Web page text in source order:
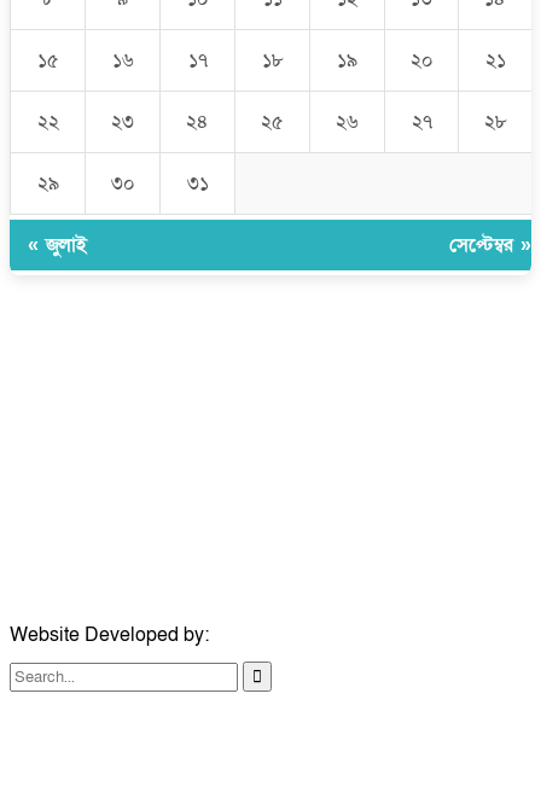
১৫ ১৬ ১৭ ১৮ ১৯ ২০ ২১
২২ ২৩ ২৪ ২৫ ২৬ ২৭ ২৮
২৯ ৩০ ৩১
« জুলাই সেপ্টেম্বর »
Website Developed by: